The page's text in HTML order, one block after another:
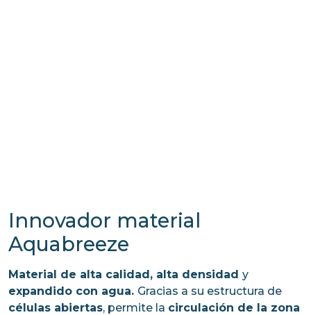
Innovador material
Aquabreeze
Material de alta calidad, alta densidad y
expandido con agua. Gracias a su estructura de
células abiertas, permite la circulación de la zona